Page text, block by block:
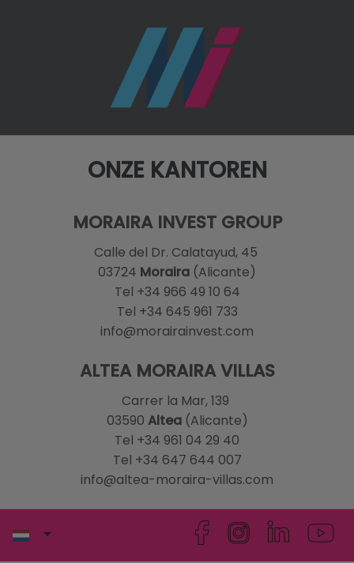
ONZE KANTOREN
MORAIRA INVEST GROUP
Calle del Dr. Calatayud, 45
03724 Moraira (Alicante)
Tel +34 966 49 10 64
Tel +34 645 961 733
info@morairainvest.com
ALTEA MORAIRA VILLAS
Carrer la Mar, 139
03590 Altea(Alicante)
Tel +34 961 04 29 40
Tel +34 647 644 007
info@altea-moraira-villas.com